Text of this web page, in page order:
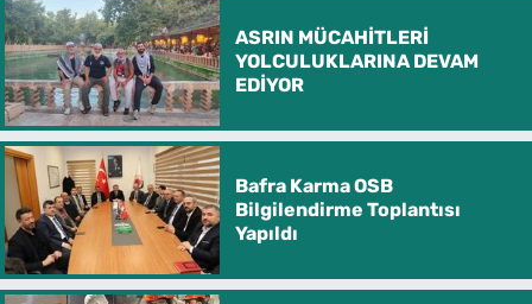
ASRIN MÜCAHİTLERİ
YOLCULUKLARINA DEVAM
EDİYOR
Bafra Karma OSB
Bilgilendirme Toplantısı
Yapıldı